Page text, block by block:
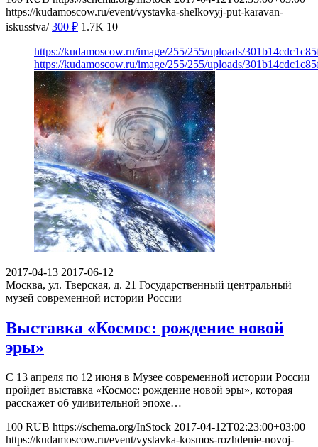
https://kudamoscow.ru/event/vystavka-shelkovyj-put-karavan-
iskusstva/ 300 ₽ 1.7K 10
https://kudamoscow.ru/image/255/255/uploads/
https://kudamoscow.ru/image/255/255/uploads/
2017-04-13 2017-06-12
Москва, ул. Тверская, д. 21 Государственный центральный
музей современной истории России
Выставка «Космос: рождение новой
эры»
С 13 апреля по 12 июня в Музее современной истории России
пройдет выставка «Космос: рождение новой эры», которая
расскажет об удивительной эпохе…
100 RUB https://schema.org/InStock 2017-04-12T02:23:00+03:00
https://kudamoscow.ru/event/vystavka-kosmos-rozhdenie-novoj-